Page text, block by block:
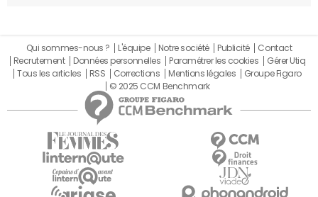
Qui sommes-nous ? L'équipe Notre société Publicité
Contact
Recrutement
Données personnelles Paramétrer les cookies
Gérer Utiq
Tous les articles
RSS Corrections Mentions légales
Groupe Figaro
© 2025 CCM Benchmark